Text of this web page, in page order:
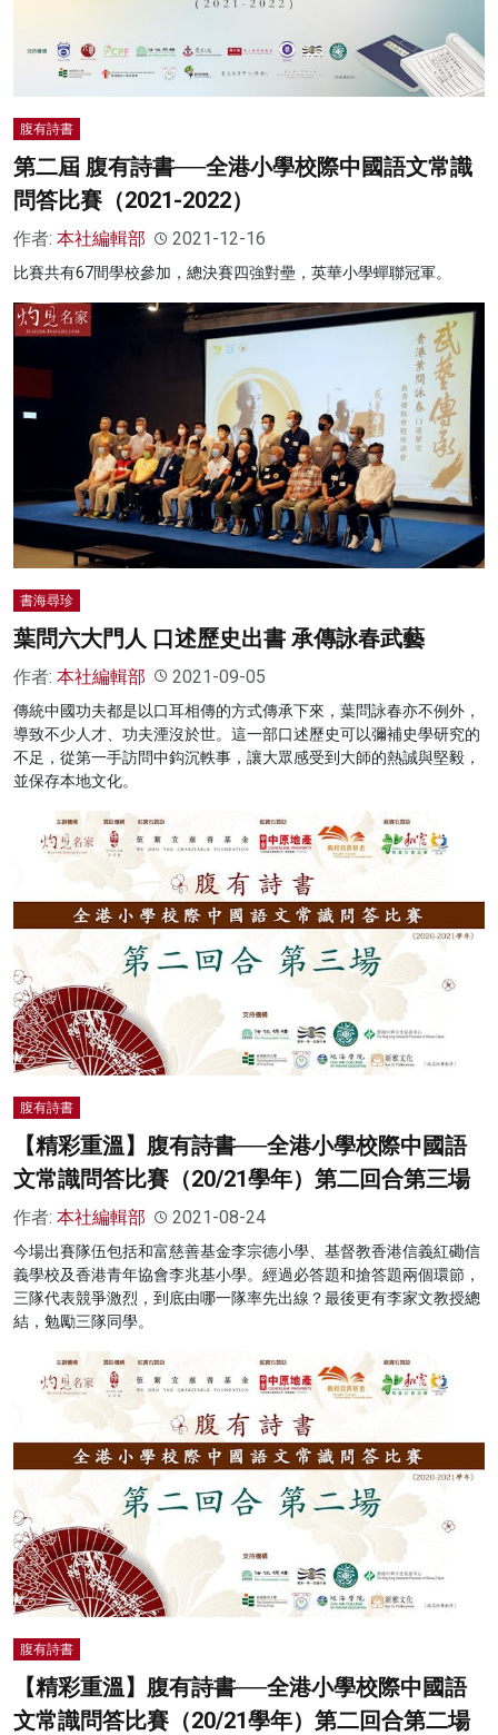
腹有詩書
第二屆 腹有詩書──全港小學校際中國語文常識
問答比賽（2021-2022）
作者: 本社編輯部 2021-12-16
比賽共有67間學校參加，總決賽四強對壘，英華小學蟬聯冠軍。
書海尋珍
葉問六大門人 口述歷史出書 承傳詠春武藝
作者: 本社編輯部 2021-09-05
傳統中國功夫都是以口耳相傳的方式傳承下來，葉問詠春亦不例外，
導致不少人才、功夫湮沒於世。這一部口述歷史可以彌補史學研究的
不足，從第一手訪問中鈎沉軼事，讓大眾感受到大師的熱誠與堅毅，
並保存本地文化。
腹有詩書
【精彩重溫】腹有詩書──全港小學校際中國語
文常識問答比賽（20/21學年）第二回合第三場
作者: 本社編輯部 2021-08-24
今場出賽隊伍包括和富慈善基金李宗德小學、基督教香港信義紅磡信
義學校及香港青年協會李兆基小學。經過必答題和搶答題兩個環節，
三隊代表競爭激烈，到底由哪一隊率先出線？最後更有李家文教授總
結，勉勵三隊同學。
腹有詩書
【精彩重溫】腹有詩書──全港小學校際中國語
文常識問答比賽（20/21學年）第二回合第二場